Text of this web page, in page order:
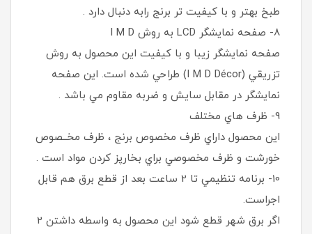
طبخ بهتر و با كيفيت تر برنج رابه دنبال دارد .
8- صفحه نمايشگر LCD به روش I M D
صفحه نمايشگر زيبا و با كيفيت اين محصول به روش
تزريقي (I M D Décor) طراحي شده است. این صفحه
نمايشگر در مقابل سايش و ضربه مقاوم مي باشد .
9- ظرف هاي مختلف
اين محصول داراي ظرف مخصوص برنج ، ظرف مخــصوص
خورشت و ظرف مخصوصي براي بخارپز كردن مواد است .
10- برنامه تنظيمي تا 2 ساعت بعد از قطع برق هم قابل
اجراست.
اگر برق شهر قطع شود اين محصول به واسطه داشتن 2